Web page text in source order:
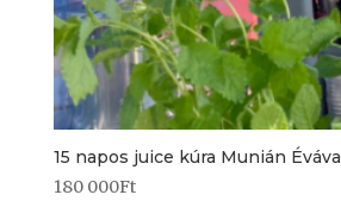
15 napos juice kúra Munián Évával
180 000Ft